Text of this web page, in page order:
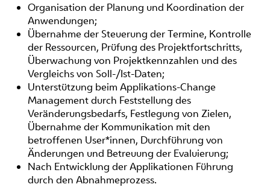
Organisation der Planung und Koordination der
Anwendungen;
Übernahme der Steuerung der Termine, Kontrolle
der Ressourcen, Prüfung des Projektfortschritts,
Überwachung von Projektkennzahlen und des
Vergleichs von Soll-/Ist-Daten;
Unterstützung beim Applikations-Change
Management durch Feststellung des
Veränderungsbedarfs, Festlegung von Zielen,
Übernahme der Kommunikation mit den
betroffenen User*innen, Durchführung von
Änderungen und Betreuung der Evaluierung;
Nach Entwicklung der Applikationen Führung
durch den Abnahmeprozess.